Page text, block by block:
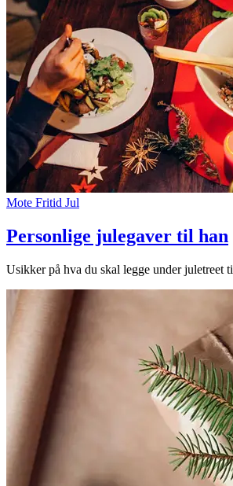
Mote Fritid Jul
Personlige julegaver til han
Usikker på hva du skal legge under juletreet